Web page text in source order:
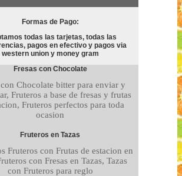
Formas de Pago:
todas las tarjetas, todas las
pagos en efectivo y pagos via
western union y money gram
Fresas con Chocolate
con Chocolate bitter para enviar y
Fruteros a base de fresas y frutas
Fruteros perfectos para toda
ocasion
Fruteros en Tazas
Fruteros con Frutas de estacion en
con Fresas en Tazas, Tazas
con Fruteros para reglo